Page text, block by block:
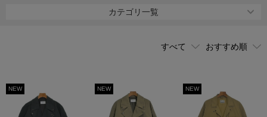
カテゴリ一覧
NEW NEW NEW